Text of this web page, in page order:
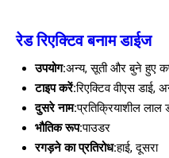
रेड रिएक्टिव बनाम डाईज
उपयोग:अन्य, सूती और बुने हुए
टाइप करें:रिएक्टिव वीएस डाई,
दुसरे नाम:प्रतिक्रियाशील लाल
भौतिक रूप:पाउडर
रगड़ने का प्रतिरोध:हाई, दूसरा